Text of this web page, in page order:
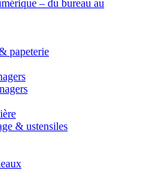
– du bureau au
papeterie
& ustensiles